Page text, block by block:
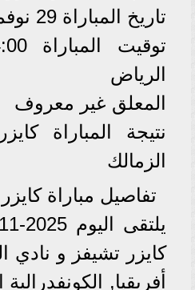
تاريخ المباراة 29 نوفمبر 2025
الرياض
المعلق غير معروف
الزمالك
تفاصيل مباراة
كايزر تشيفز و نادي
أفريقيا,